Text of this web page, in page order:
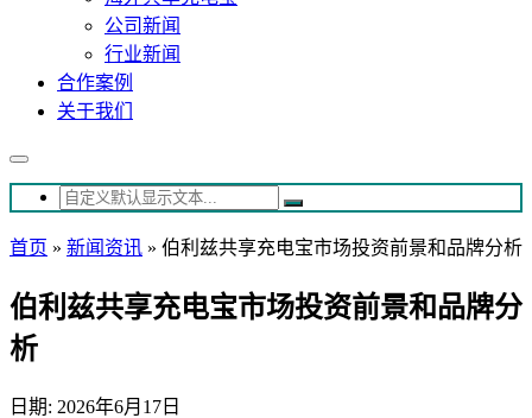
公司新闻
行业新闻
合作案例
关于我们
首页 » 新闻资讯 » 伯利兹共享充电宝市场投资前景和品牌分析
伯利兹共享充电宝市场投资前景和品牌分
析
日期: 2026年6月17日